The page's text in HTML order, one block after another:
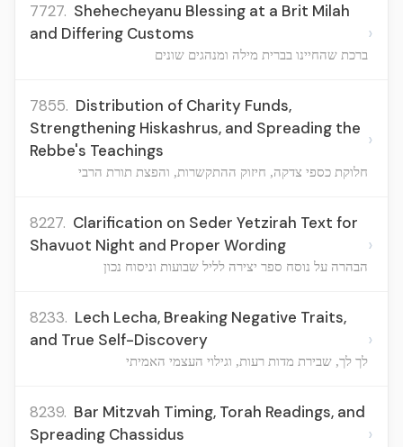
7727. Shehecheyanu Blessing at a Brit Milah
and Differing Customs
ברכת שהחיינו בברית מילה ומנהגים שונים
›
7855. Distribution of Charity Funds,
Strengthening Hiskashrus, and Spreading the
Rebbe's Teachings
חלוקת כספי צדקה, חיזוק ההתקשרות, והפצת תורת הרבי
›
8227. Clarification on Seder Yetzirah Text for
Shavuot Night and Proper Wording
הבהרה על נוסח ספר יצירה לליל שבועות וניסוח נכון
›
8233. Lech Lecha, Breaking Negative Traits,
and True Self-Discovery
לך לך, שבירת מדות רעות, וגילוי העצמי האמיתי
›
8239. Bar Mitzvah Timing, Torah Readings, and
Spreading Chassidus
›